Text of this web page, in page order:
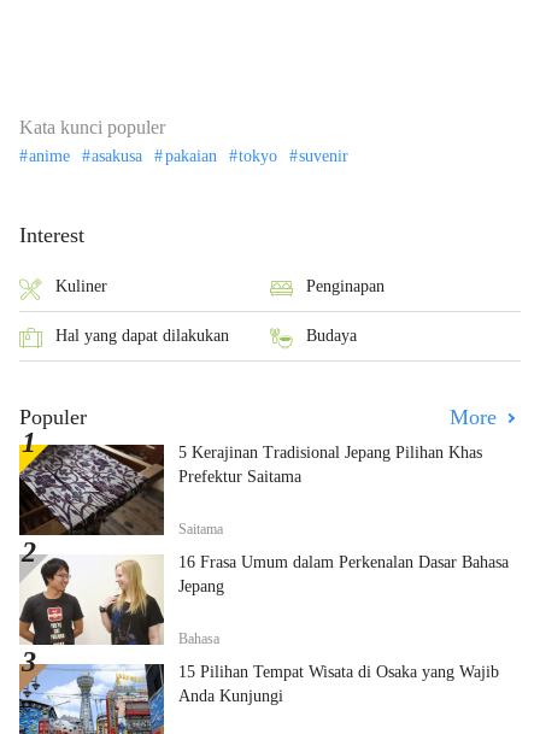
Kata kunci populer
anime asakusa pakaian tokyo suvenir
Interest
Kuliner Penginapan
Hal yang dapat dilakukan Budaya
Populer More
5 Kerajinan Tradisional Jepang Pilihan Khas
Prefektur Saitama
Saitama
16 Frasa Umum dalam Perkenalan Dasar Bahasa
Jepang
Bahasa
15 Pilihan Tempat Wisata di Osaka yang Wajib
Anda Kunjungi